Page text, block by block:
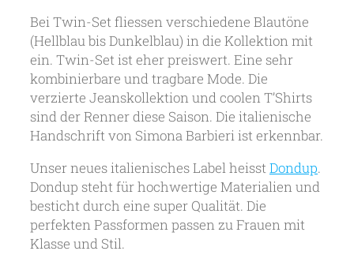
Bei Twin-Set fliessen verschiedene Blautöne
(Hellblau bis Dunkelblau) in die Kollektion mit
ein. Twin-Set ist eher preiswert. Eine sehr
kombinierbare und tragbare Mode. Die
verzierte Jeanskollektion und coolen T’Shirts
sind der Renner diese Saison. Die italienische
Handschrift von Simona Barbieri ist erkennbar.
Unser neues italienisches Label heisstDondup.
Dondup steht für hochwertige Materialien und
besticht durch eine super Qualität. Die
perfekten Passformen passen zu Frauen mit
Klasse und Stil.